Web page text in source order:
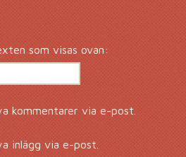
som visas ovan:
kommentarer via e-post.
inlägg via e-post.